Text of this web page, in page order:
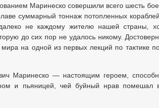
Маринеско совершили всего шесть
суммарный тоннаж потопленных
не каждому жителю нашей страны,
до сих пор не удалось никому.
на одной из первых лекций по тактике
Маринеско — настоящим героем,
и пьяницей, чей буйный нрав помешал